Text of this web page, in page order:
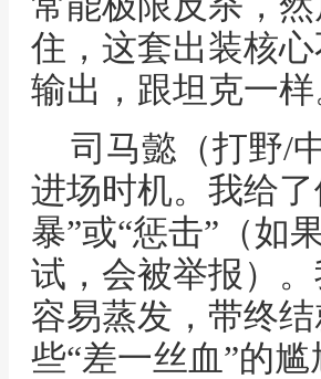
住，这套出装核
输出，跟坦克一样
司马懿（打野/
进场时机。我给
暴”或“惩击”（如
试，会被举报）
容易蒸发，带终
些“差一丝血”的